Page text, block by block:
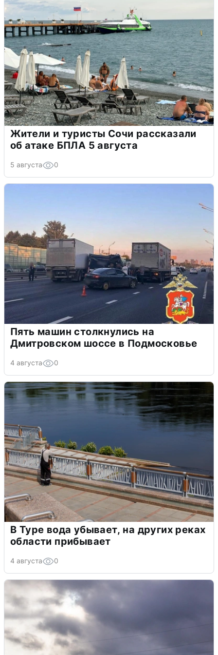
Жители и туристы Сочи рассказали
об атаке БПЛА 5 августа
5 августа 0
Пять машин столкнулись на
Дмитровском шоссе в Подмосковье
4 августа 0
В Туре вода убывает, на других реках
области прибывает
4 августа 0